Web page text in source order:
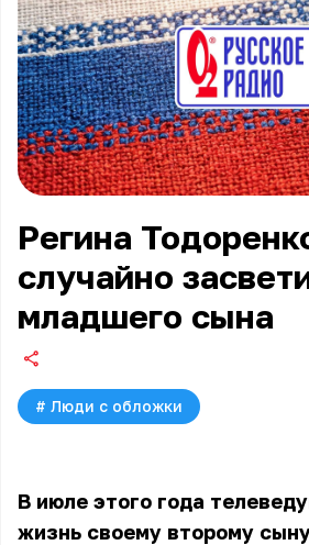
Регина
случайно
младшего сына
# Люди с обложки
В июле этого года
жизнь своему второму